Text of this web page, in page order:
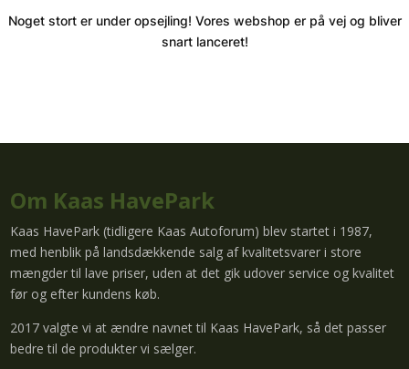
Noget stort er under opsejling! Vores webshop er på vej og bliver
snart lanceret!
Om Kaas HavePark
Kaas HavePark (tidligere Kaas Autoforum) blev startet i 1987,
med henblik på landsdækkende salg af kvalitetsvarer i store
mængder til lave priser, uden at det gik udover service og kvalitet
før og efter kundens køb.
2017 valgte vi at ændre navnet til Kaas HavePark, så det passer
bedre til de produkter vi sælger.